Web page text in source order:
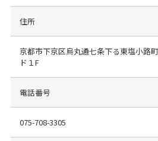
住所
京都市下京区烏丸通七条下る東塩小路
ド１F
電話番号
075-708-3305